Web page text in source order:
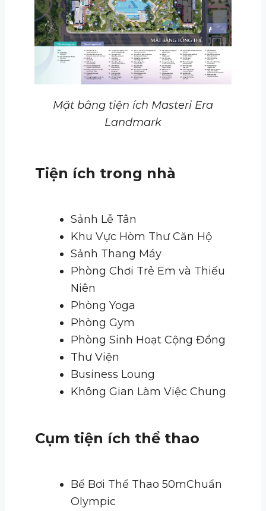
Mặt bằng tiện ích Masteri Era
Landmark
Tiện ích trong nhà
Sảnh Lễ Tân
Khu Vực Hòm Thư Căn Hộ
Sảnh Thang Máy
Phòng Chơi Trẻ Em và Thiếu
Niên
Phòng Yoga
Phòng Gym
Phòng Sinh Hoạt Cộng Đồng
Thư Viện
Business Loung
Không Gian Làm Việc Chung
Cụm tiện ích thể thao
Bể Bơi Thể Thao 50mChuẩn
Olympic